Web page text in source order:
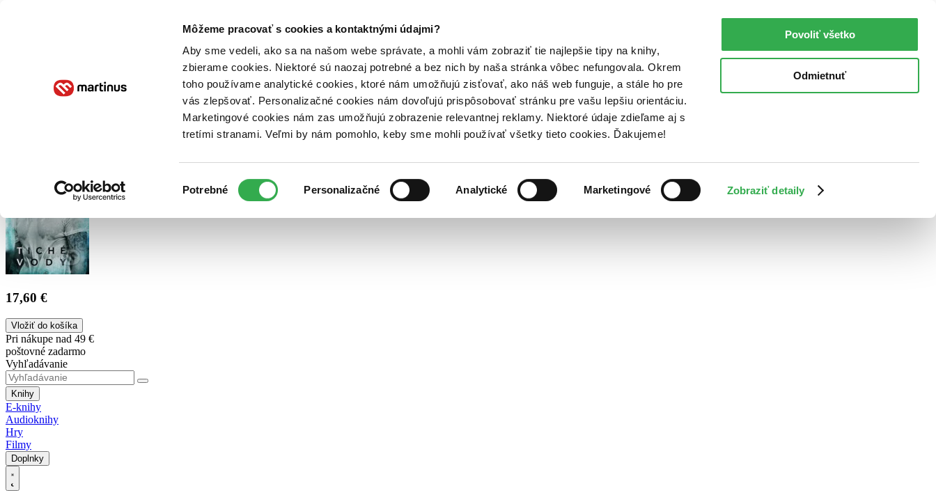
Môžeme pracovať s cookies a kontaktnými údajmi?
Aby sme vedeli, ako sa na našom webe správate, a mohli vám zobraziť tie najlepšie tipy na knihy,
zbierame cookies. Niektoré sú naozaj potrebné a bez nich by naša stránka vôbec nefungovala. Okrem
toho používame analytické cookies, ktoré nám umožňujú zisťovať, ako náš web funguje, a stále ho pre
vás zlepšovať. Personalizačné cookies nám dovoľujú prispôsobovať stránku pre vašu lepšiu orientáciu.
Marketingové cookies nám zas umožňujú zobrazenie relevantnej reklamy. Niektoré údaje zdieľame aj s
tretími stranami. Veľmi by nám pomohlo, keby sme mohli používať všetky tieto cookies. Ďakujeme!
súhlasu
Potrebné Personalizačné Analytické Marketingové Zobraziť detaily
Povoliť všetko
Odmietnuť
Poukážky Kontakt
17,60 €
Vložiť do košíka
Pri nákupe nad 49 €
poštovné zadarmo
Vyhľadávanie
Knihy
E-knihy
Audioknihy
Hry
Filmy
Doplnky